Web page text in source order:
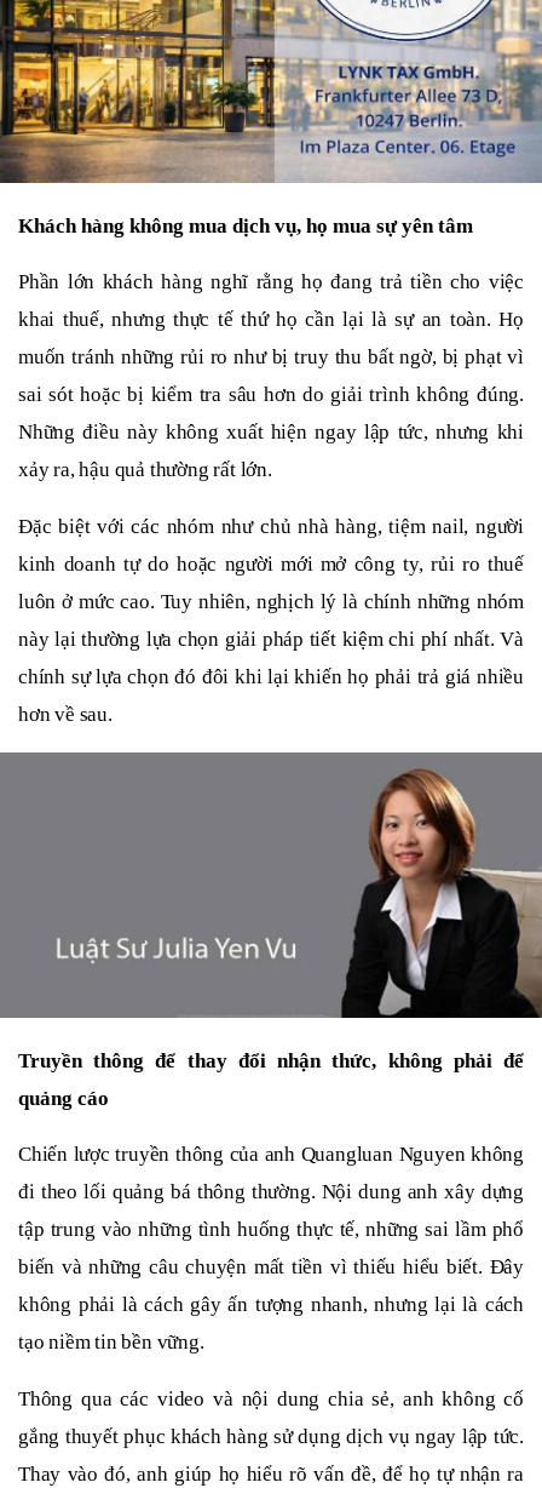
Khách hàng không mua dịch vụ, họ mua sự yên tâm
Phần lớn khách hàng nghĩ rằng họ đang trả tiền cho việc
khai thuế, nhưng thực tế thứ họ cần lại là sự an toàn. Họ
muốn tránh những rủi ro như bị truy thu bất ngờ, bị phạt vì
sai sót hoặc bị kiểm tra sâu hơn do giải trình không đúng.
Những điều này không xuất hiện ngay lập tức, nhưng khi
xảy ra, hậu quả thường rất lớn.
Đặc biệt với các nhóm như chủ nhà hàng, tiệm nail, người
kinh doanh tự do hoặc người mới mở công ty, rủi ro thuế
luôn ở mức cao. Tuy nhiên, nghịch lý là chính những nhóm
này lại thường lựa chọn giải pháp tiết kiệm chi phí nhất. Và
chính sự lựa chọn đó đôi khi lại khiến họ phải trả giá nhiều
hơn về sau.
Truyền thông để thay đổi nhận thức, không phải để
quảng cáo
Chiến lược truyền thông của anh Quangluan Nguyen không
đi theo lối quảng bá thông thường. Nội dung anh xây dựng
tập trung vào những tình huống thực tế, những sai lầm phổ
biến và những câu chuyện mất tiền vì thiếu hiểu biết. Đây
không phải là cách gây ấn tượng nhanh, nhưng lại là cách
tạo niềm tin bền vững.
Thông qua các video và nội dung chia sẻ, anh không cố
gắng thuyết phục khách hàng sử dụng dịch vụ ngay lập tức.
Thay vào đó, anh giúp họ hiểu rõ vấn đề, để họ tự nhận ra